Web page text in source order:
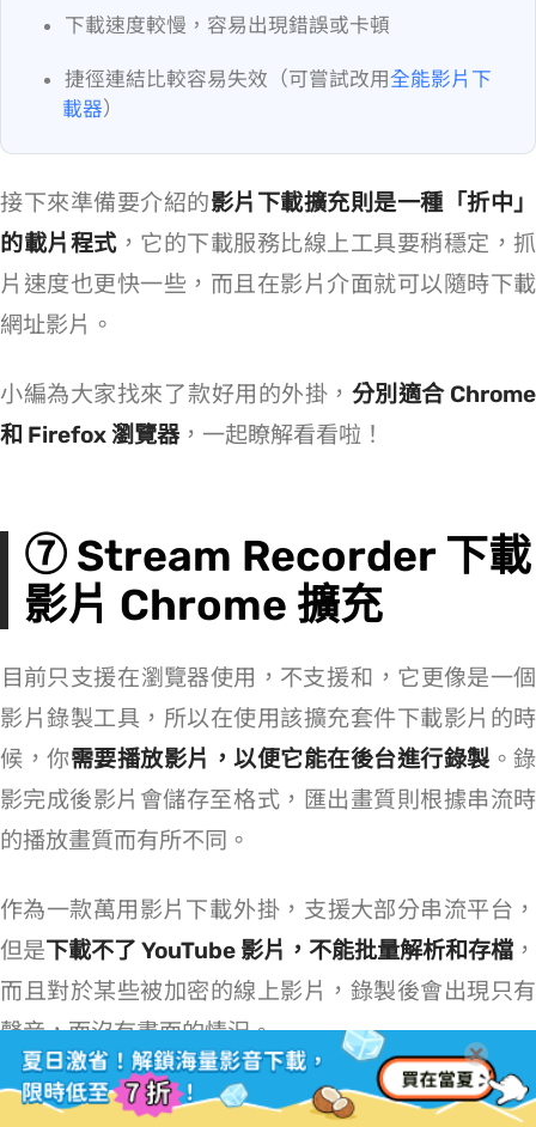
下載速度較慢，容易出現錯誤或卡頓
捷徑連結比較容易失效（可嘗試改用全能影片下
載器）
接下來準備要介紹的影片下載擴充則是一種「折中」
的載片程式，它的下載服務比線上工具要稍穩定，抓
片速度也更快一些，而且在影片介面就可以隨時下載
網址影片。
小編為大家找來了 2 款好用的外掛， 分別適合 Chrome
和 Firefox 瀏覽器 ，一起瞭解看看啦！
⑦ Stream Recorder 下載
影片 Chrome 擴充
目前只支援在 Chrome 瀏覽器使用，不支援 Firefox 和 Edge，它更像是一個
影片錄製工具，所以在使用該擴充套件下載影片的時
候，你需要播放影片，以便它能在後台進行錄製。錄
影完成後影片會儲存至 MP4 格式，匯出畫質則根據串流時
的播放畫質而有所不同。
作為一款萬用影片下載 Chrome 外掛，Stream Recorder 支援大部分串流平台，
但是下載不了 YouTube 影片，不能批量解析和存檔 ，
而且對於某些被加密的線上影片，錄製後會出現只有
聲音，而沒有畫面的情況。